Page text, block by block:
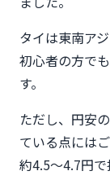
交通費
シー）
Wi-Fi/
【都市別】
用比較
タイは東南ア
初心者の方で
す。
ただし、円安
ている点には
約4.5〜4.7円で